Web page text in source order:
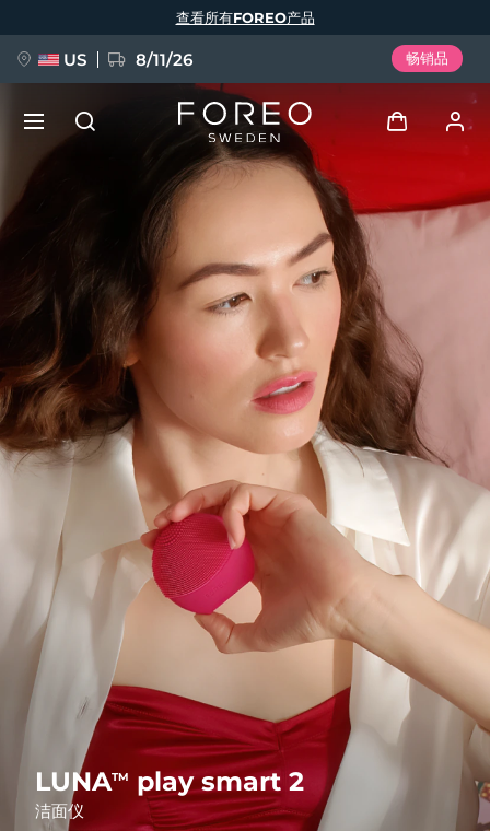
LUNATM play smart 2
洁面仪
查看所有FOREO产品
US 8/11/26 畅销品
登录
我的设备
我的订单
我的地址
我的订阅
FAQ™ Pure Beauty-Tech Elixir
BREAKING NEWS
issa™ Teeth Whitening Set
FAQ™ Dual LED Panel
热门产品
特别优惠 畅销产品
语言
English Deutsch
Español
Français
Português
Polski
Svenska
Русский
Türkçe
简体中文 繁體中文
发货国家
美国 预计送达日期 8/11/26
英国 预计送达日期 8/10/26
西班牙 预计送达日期 8/10/26
澳大利亚 预计送达日期 8/13/26
预计送达日期
德国 预计送达日期